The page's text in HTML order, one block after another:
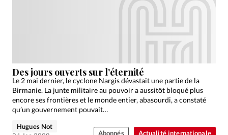
Actualité internationale
Des jours ouverts sur l’éternité
Le 2 mai dernier, le cyclone Nargis dévastait une partie de la
Birmanie. La junte militaire au pouvoir a aussitôt bloqué plus
encore ses frontières et le monde entier, abasourdi, a constaté
qu’un gouvernement pouvait…
Hugues Not
Abonnés